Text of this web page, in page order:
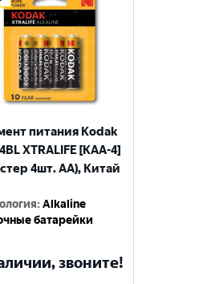
питания Kodak
XTRALIFE [KAA-4]
4шт. АА), Китай
:Alkaline
батарейки
звоните!